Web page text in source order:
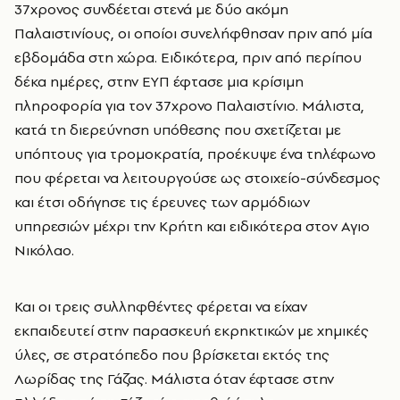
37χρονος συνδέεται στενά με δύο ακόμη
Παλαιστινίους, οι οποίοι συνελήφθησαν πριν από μία
εβδομάδα στη χώρα. Ειδικότερα, πριν από περίπου
δέκα ημέρες, στην ΕΥΠ έφτασε μια κρίσιμη
πληροφορία για τον 37χρονο Παλαιστίνιο. Μάλιστα,
κατά τη διερεύνηση υπόθεσης που σχετίζεται με
υπόπτους για τρομοκρατία, προέκυψε ένα τηλέφωνο
που φέρεται να λειτουργούσε ως στοιχείο-σύνδεσμος
και έτσι οδήγησε τις έρευνες των αρμόδιων
υπηρεσιών μέχρι την Κρήτη και ειδικότερα στον Αγιο
Νικόλαο.
Και οι τρεις συλληφθέντες φέρεται να είχαν
εκπαιδευτεί στην παρασκευή εκρηκτικών με χημικές
ύλες, σε στρατόπεδο που βρίσκεται εκτός της
Λωρίδας της Γάζας. Μάλιστα όταν έφτασε στην